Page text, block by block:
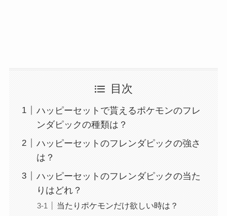
目次
ハッピーセットで貰えるポケモンのフレ
ンダピックの種類は？
ハッピーセットのフレンダピックの強さ
は？
ハッピーセットのフレンダピックの当た
りはどれ？
当たりポケモンだけ欲しい時は？